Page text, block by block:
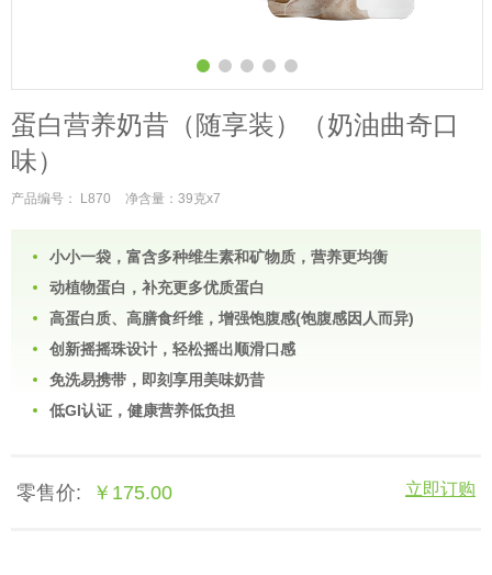
蛋白营养奶昔（随享装）（奶油曲奇口
味）
产品编号： L870 净含量：39克x7
小小一袋，富含多种维生素和矿物质，营养更均衡
动植物蛋白，补充更多优质蛋白
高蛋白质、高膳食纤维，增强饱腹感(饱腹感因人而异)
创新摇摇珠设计，轻松摇出顺滑口感
免洗易携带，即刻享用美味奶昔
低GI认证，健康营养低负担
零售价: ￥175.00 立即订购